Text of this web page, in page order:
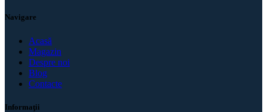
Navigare
Acasă
Magazin
Despre noi
Blog
Contacte
Informaţii